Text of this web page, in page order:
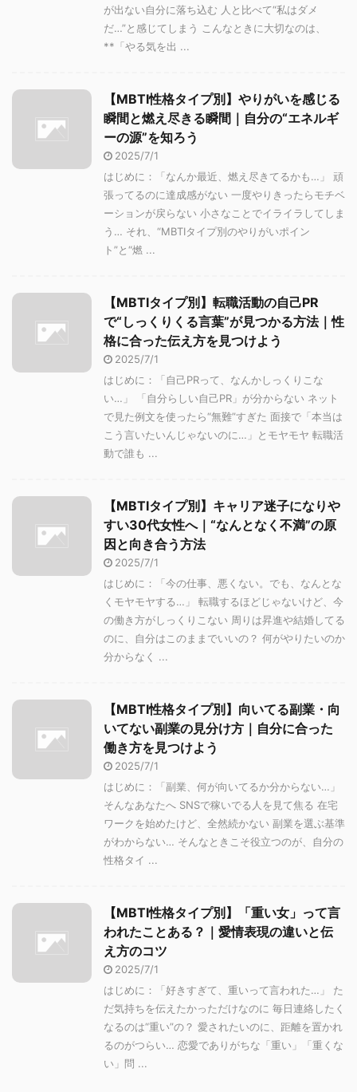
が出ない自分に落ち込む 人と比べて“私はダメ
だ…”と感じてしまう こんなときに大切なのは、
**「やる気を出 ...
【MBTI性格タイプ別】やりがいを感じる
瞬間と燃え尽きる瞬間｜自分の“エネルギ
ーの源”を知ろう
2025/7/1
はじめに：「なんか最近、燃え尽きてるかも…」 頑
張ってるのに達成感がない 一度やりきったらモチベ
ーションが戻らない 小さなことでイライラしてしま
う… それ、“MBTIタイプ別のやりがいポイン
ト”と“燃 ...
【MBTIタイプ別】転職活動の自己PR
で“しっくりくる言葉”が見つかる方法｜性
格に合った伝え方を見つけよう
2025/7/1
はじめに：「自己PRって、なんかしっくりこな
い…」 「自分らしい自己PR」が分からない ネット
で見た例文を使ったら“無難”すぎた 面接で「本当は
こう言いたいんじゃないのに…」とモヤモヤ 転職活
動で誰も ...
【MBTIタイプ別】キャリア迷子になりや
すい30代女性へ｜“なんとなく不満”の原
因と向き合う方法
2025/7/1
はじめに：「今の仕事、悪くない。でも、なんとな
くモヤモヤする…」 転職するほどじゃないけど、今
の働き方がしっくりこない 周りは昇進や結婚してる
のに、自分はこのままでいいの？ 何がやりたいのか
分からなく ...
【MBTI性格タイプ別】向いてる副業・向
いてない副業の見分け方｜自分に合った
働き方を見つけよう
2025/7/1
はじめに：「副業、何が向いてるか分からない…」
そんなあなたへ SNSで稼いでる人を見て焦る 在宅
ワークを始めたけど、全然続かない 副業を選ぶ基準
がわからない… そんなときこそ役立つのが、自分の
性格タイ ...
【MBTI性格タイプ別】「重い女」って言
われたことある？｜愛情表現の違いと伝
え方のコツ
2025/7/1
はじめに：「好きすぎて、重いって言われた…」 た
だ気持ちを伝えたかっただけなのに 毎日連絡したく
なるのは“重い”の？ 愛されたいのに、距離を置かれ
るのがつらい… 恋愛でありがちな「重い」「重くな
い」問 ...